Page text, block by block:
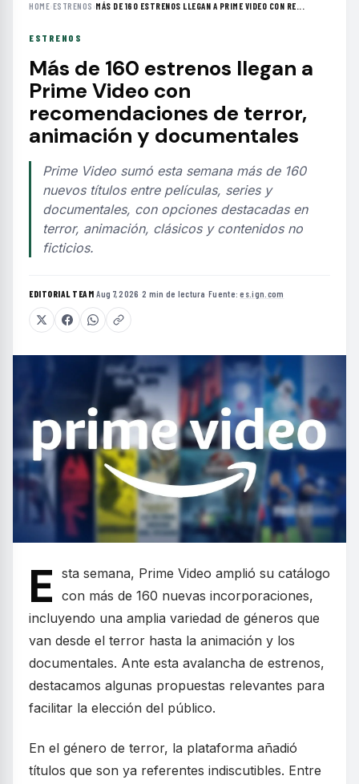
HOME›ESTRENOS ›MÁS DE 160 ESTRENOS LLEGAN A PRIME VIDEO CON RE...
ESTRENOS
Más de 160 estrenos llegan a
Prime Video con
recomendaciones de terror,
animación y documentales
Prime Video sumó esta semana más de 160
nuevos títulos entre películas, series y
documentales, con opciones destacadas en
terror, animación, clásicos y contenidos no
ficticios.
EDITORIAL TEAM·Aug 7, 2026 ·2 min de lectura ·Fuente:es.ign.com
E sta semana, Prime Video amplió su catálogo
con más de 160 nuevas incorporaciones,
incluyendo una amplia variedad de géneros que
van desde el terror hasta la animación y los
documentales. Ante esta avalancha de estrenos,
destacamos algunas propuestas relevantes para
facilitar la elección del público.
En el género de terror, la plataforma añadió
títulos que son ya referentes indiscutibles. Entre